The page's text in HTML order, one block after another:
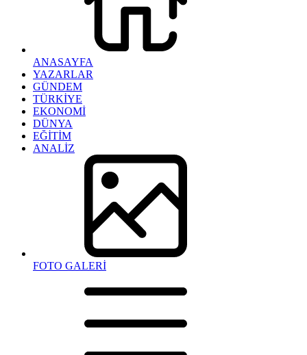
ANASAYFA
YAZARLAR
GÜNDEM
TÜRKİYE
EKONOMİ
DÜNYA
EĞİTİM
ANALİZ
FOTO GALERİ